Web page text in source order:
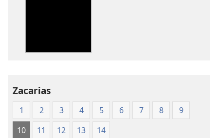
of
the
of
the
Zacarias
1 2 3 4 5 6 7 8
9
10
11 12 13 14